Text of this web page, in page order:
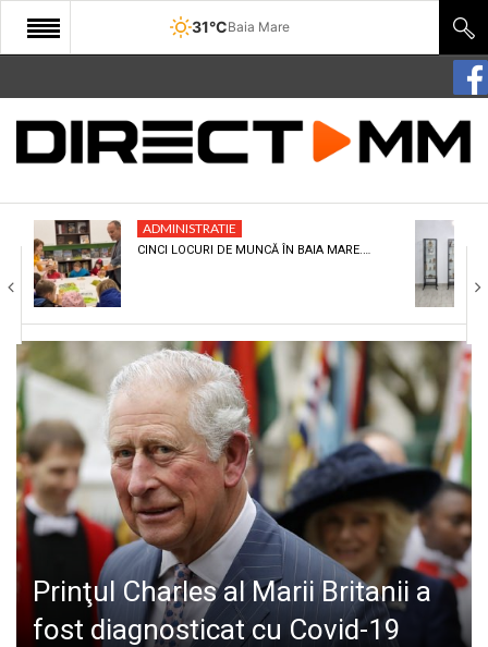
31°CBaia Mare
START
COMUNITATE
CULTURA
ECONOMIE
SANATATE
SPORT
SPECIAL
POLITIC
LIFE
ADMINISTRATIE
CINCI LOCURI DE MUNCĂ ÎN BAIA MARE.…
Prinţul Charles al Marii Britanii a
fost diagnosticat cu Covid-19